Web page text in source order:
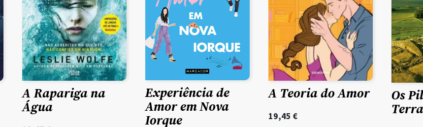
A Rapariga na
Água
Experiência de
Amor em Nova
Iorque
A Teoria do Amor
19,45 €
Os